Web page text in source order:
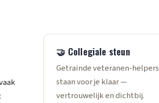
🤝 Collegiale steun
Getrainde veteranen-helpers
staan voor je klaar —
vertrouwelijk en dichtbij.